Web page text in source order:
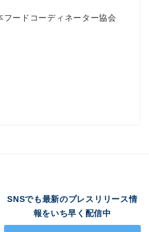
ードコーディネーター協会
SNSでも最新のプレスリリース情
報をいち早く配信中